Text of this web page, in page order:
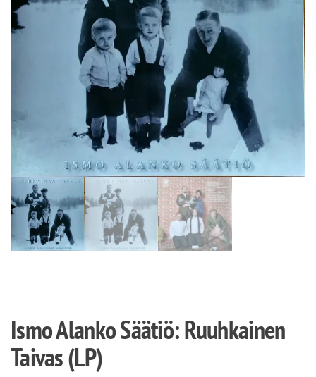
Ismo Alanko Säätiö: Ruuhkainen
Taivas (LP)